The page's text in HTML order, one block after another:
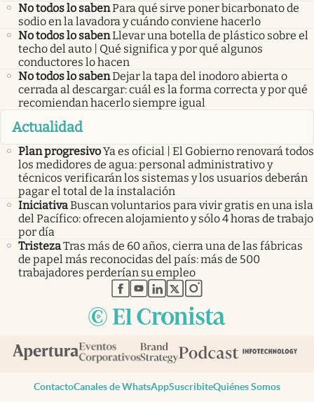
No todos lo sabenPara qué sirve poner bicarbonato de
sodio en la lavadora y cuándo conviene hacerlo
No todos lo sabenLlevar una botella de plástico sobre el
techo del auto | Qué significa y por qué algunos
conductores lo hacen
No todos lo sabenDejar la tapa del inodoro abierta o
cerrada al descargar: cuál es la forma correcta y por qué
recomiendan hacerlo siempre igual
Actualidad
Plan progresivoYa es oficial | El Gobierno renovará todos
los medidores de agua: personal administrativo y
técnicos verificarán los sistemas y los usuarios deberán
pagar el total de la instalación
IniciativaBuscan voluntarios para vivir gratis en una isla
del Pacífico: ofrecen alojamiento y sólo 4 horas de trabajo
por día
TristezaTras más de 60 años, cierra una de las fábricas
de papel más reconocidas del país: más de 500
trabajadores perderían su empleo
abre en nueva pestaña
abre en nueva pestaña
abre en nueva pestaña
abre en nueva pestaña
abre en nueva pestaña
ContactoCanales de WhatsAppSuscribiteQuiénes Somos